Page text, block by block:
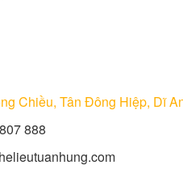
Chiều, Tân Đông Hiệp, Dĩ
888